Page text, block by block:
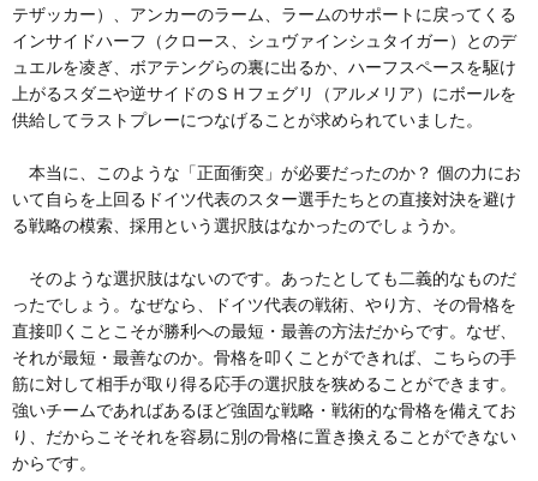
テザッカー）、アンカーのラーム、ラームのサポートに戻ってくる
インサイドハーフ（クロース、シュヴァインシュタイガー）とのデ
ュエルを凌ぎ、ボアテングらの裏に出るか、ハーフスペースを駆け
上がるスダニや逆サイドのＳＨフェグリ（アルメリア）にボールを
供給してラストプレーにつなげることが求められていました。
本当に、このような「正面衝突」が必要だったのか？ 個の力にお
いて自らを上回るドイツ代表のスター選手たちとの直接対決を避け
る戦略の模索、採用という選択肢はなかったのでしょうか。
そのような選択肢はないのです。あったとしても二義的なものだ
ったでしょう。なぜなら、ドイツ代表の戦術、やり方、その骨格を
直接叩くことこそが勝利への最短・最善の方法だからです。なぜ、
それが最短・最善なのか。骨格を叩くことができれば、こちらの手
筋に対して相手が取り得る応手の選択肢を狭めることができます。
強いチームであればあるほど強固な戦略・戦術的な骨格を備えてお
り、だからこそそれを容易に別の骨格に置き換えることができない
からです。